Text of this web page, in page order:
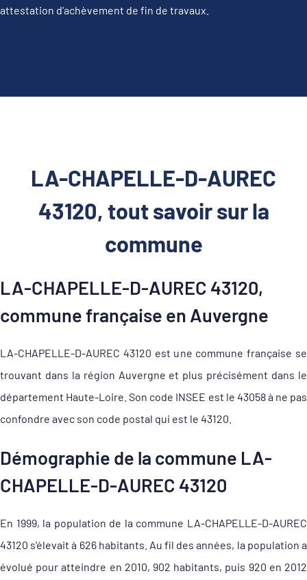
attestation d'achèvement de fin de travaux.
LA-CHAPELLE-D-AUREC
43120, tout savoir sur la
commune
LA-CHAPELLE-D-AUREC 43120,
commune française en Auvergne
LA-CHAPELLE-D-AUREC 43120 est une commune française se
trouvant dans la région Auvergne et plus précisément dans le
département Haute-Loire. Son code INSEE est le 43058 à ne pas
confondre avec son code postal qui est le 43120.
Démographie de la commune LA-
CHAPELLE-D-AUREC 43120
En 1999, la population de la commune LA-CHAPELLE-D-AUREC
43120 s'élevait à 626 habitants. Au fil des années, la population a
évolué pour atteindre en 2010, 902 habitants, puis 920 en 2012